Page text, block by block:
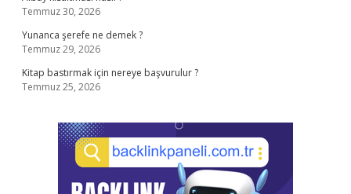
Temmuz 30, 2026
Yunanca şerefe ne demek ?
Temmuz 29, 2026
Kitap bastırmak için nereye başvurulur ?
Temmuz 25, 2026